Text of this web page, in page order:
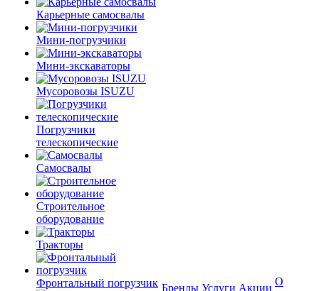
Карьерные самосвалы
Мини-погрузчики
Мини-экскаваторы
Мусоровозы ISUZU
Погрузчики
телескопические
Самосвалы
Строительное
оборудование
Тракторы
Фронтальный погрузчик Бренды Услуги Акции
О